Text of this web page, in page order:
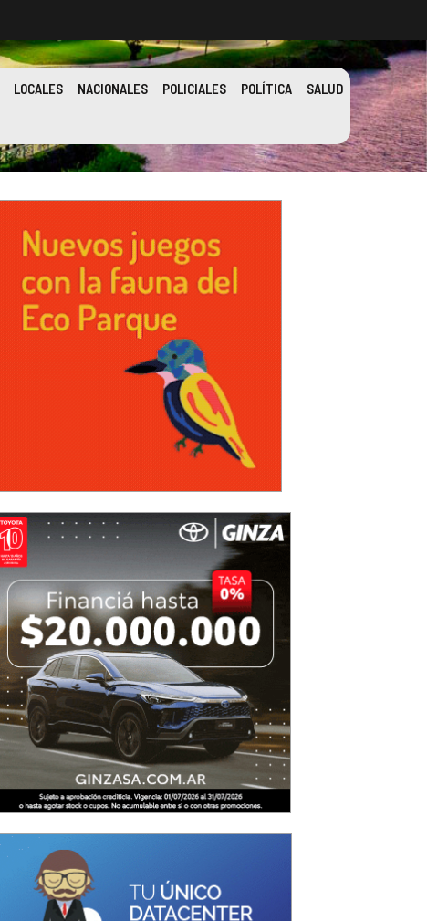
LOCALES NACIONALES POLICIALES POLÍTICA SALUD